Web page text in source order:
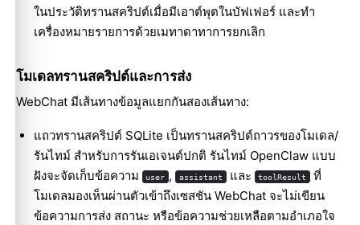
ในประวัติทรานสคริปต์เมื่อมีเอาต์พุตในบัฟเฟอร์ และทำ
เครื่องหมายรายการด้วยเมทาดาทาการยกเลิก
โมเดลทรานสคริปต์และการส่ง
WebChat มีเส้นทางข้อมูลแยกกันสองเส้นทาง:
แถวทรานสคริปต์ SQLite เป็นทรานสคริปต์ถาวรของโมเดล/
รันไทม์ สำหรับการรันเอเจนต์ปกติ รันไทม์ OpenClaw แบบ
ฝังจะจัดเก็บข้อความ
user , assistant และ toolResult
ที่
โมเดลมองเห็นผ่านตัวเข้าถึงเซสชัน WebChat จะไม่เขียน
ข้อความการส่ง สถานะ หรือข้อความช่วยเหลือตามอำเภอใจ